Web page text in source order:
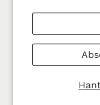
bred erfarenhet
kunders behov
I dagsläget har
privatpersoner